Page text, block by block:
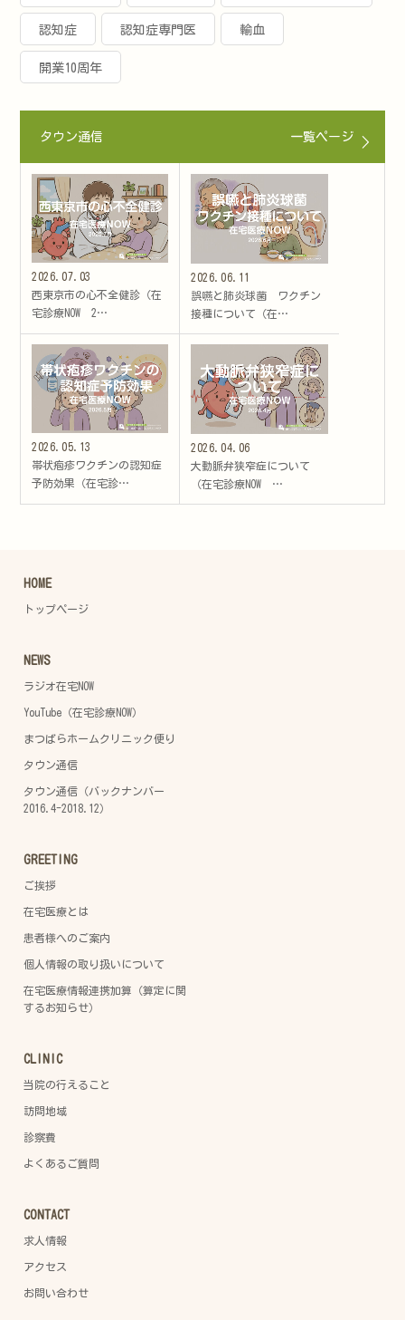
認知症 認知症専門医 輸血
開業10周年
タウン通信 一覧ページ
2026.07.03
西東京市の心不全健診（在
宅診療NOW 2…
2026.06.11
誤嚥と肺炎球菌 ワクチン
接種について（在…
2026.05.13
帯状疱疹ワクチンの認知症
予防効果（在宅診…
2026.04.06
大動脈弁狭窄症について
（在宅診療NOW …
HOME
トップページ
NEWS
ラジオ在宅NOW
YouTube（在宅診療NOW）
まつばらホームクリニック便り
タウン通信
タウン通信（バックナンバー
2016.4-2018.12）
GREETING
ご挨拶
在宅医療とは
患者様へのご案内
個人情報の取り扱いについて
在宅医療情報連携加算（算定に関
するお知らせ）
CLINIC
当院の行えること
訪問地域
診察費
よくあるご質問
CONTACT
求人情報
アクセス
お問い合わせ